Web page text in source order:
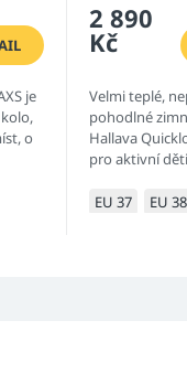
je
o
2 890
Kč
Velmi teplé,
pohodlné
Hallava
pro aktivní
Freelock.
EU 37 EU 38